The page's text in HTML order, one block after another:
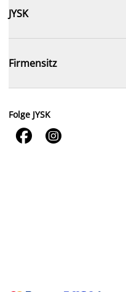
JYSK
Firmensitz
Folge JYSK
 